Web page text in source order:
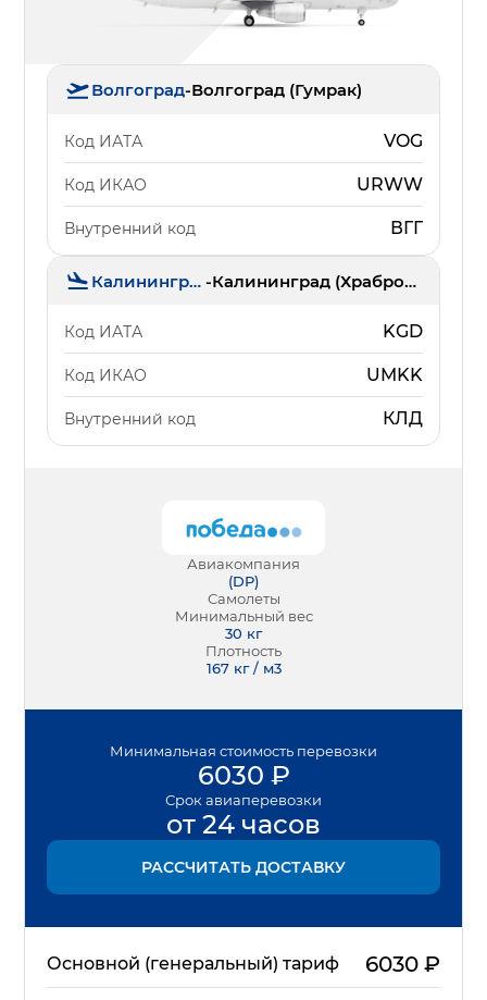
Волгоград-Волгоград (Гумрак)
Код ИАТА VOG
Код ИКАО URWW
Внутренний код ВГГ
Калининград - Калининград (Храброво)
Код ИАТА KGD
Код ИКАО UMKK
Внутренний код КЛД
Авиакомпания
(DP)
Самолеты
Минимальный вес
30 кг
Плотность
167 кг / м3
Минимальная стоимость перевозки
6030 ₽
Срок авиаперевозки
от 24 часов
РАССЧИТАТЬ ДОСТАВКУ
Основной (генеральный) тариф 6030₽